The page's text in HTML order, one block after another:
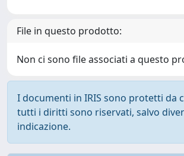
File in questo prodotto:
Non ci sono file associati a questo
I documenti in IRIS sono protetti da
tutti i diritti sono riservati, salvo
indicazione.